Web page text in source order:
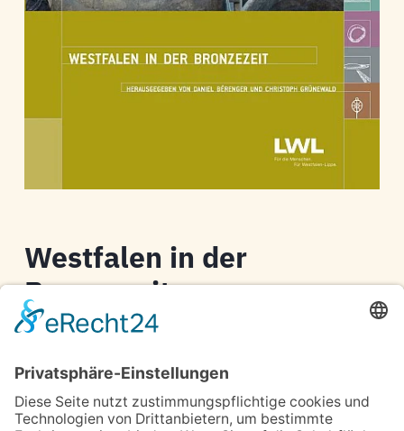
Westfalen in der
Bronzezeit
Daniel Berenger, Christoph Grünewald
2008
X12-9